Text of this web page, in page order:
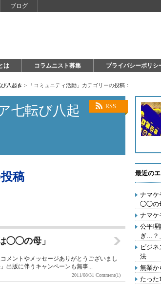
ブログ
は コラムニスト募集 プライバシーポリシ
八起き > 「コミュニティ活動」カテゴリーの投稿：
RSS
七転び八起
稿
◯◯の母」
メントやメッセージありがとうございまし
出版に伴うキャンペーンも無事...
2011/08/31 Comment(1)
最近の
ナマケ
◯◯の
ナマ
公平
ぎ…？
ビジ
法
無業か
たった